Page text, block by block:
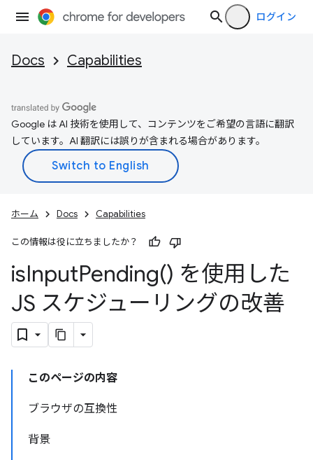
ログイン
Docs Capabilities
Google は AI 技術を使用して、コンテンツをご希望の言語に翻訳
しています。AI 翻訳には誤りが含まれる場合があります。
ホーム Docs Capabilities
この情報は役に立ちましたか？
isInputPending() を使用した
JS スケジューリングの改善
このページの内容
ブラウザの互換性
背景